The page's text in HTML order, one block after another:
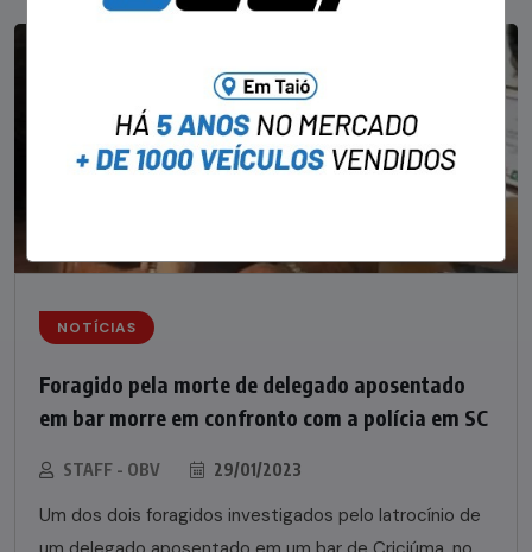
NOTÍCIAS
Foragido pela morte de delegado aposentado
em bar morre em confronto com a polícia em SC
STAFF - OBV 29/01/2023
Um dos dois foragidos investigados pelo latrocínio de